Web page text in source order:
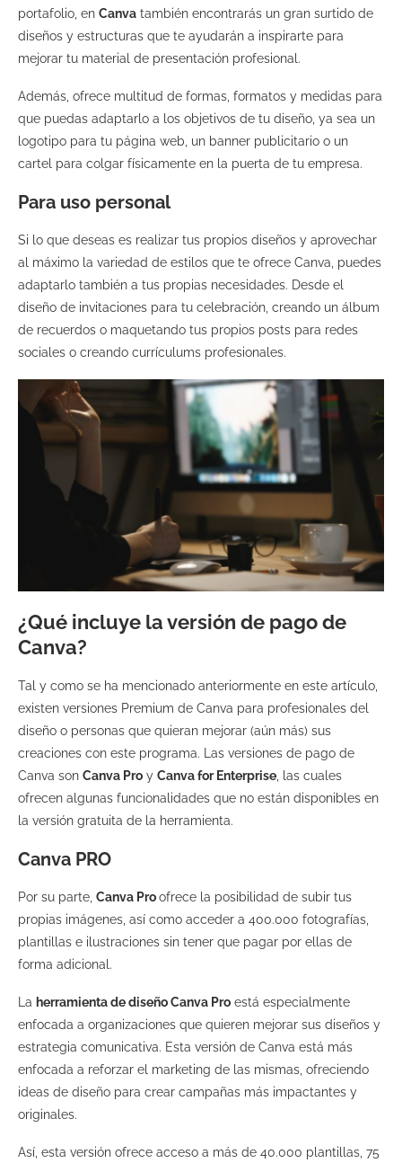
portafolio, en Canva también encontrarás un gran surtido de
diseños y estructuras que te ayudarán a inspirarte para
mejorar tu material de presentación profesional.
Además, ofrece multitud de formas, formatos y medidas para
que puedas adaptarlo a los objetivos de tu diseño, ya sea un
logotipo para tu página web, un banner publicitario o un
cartel para colgar físicamente en la puerta de tu empresa.
Para uso personal
Si lo que deseas es realizar tus propios diseños y aprovechar
al máximo la variedad de estilos que te ofrece Canva, puedes
adaptarlo también a tus propias necesidades. Desde el
diseño de invitaciones para tu celebración, creando un álbum
de recuerdos o maquetando tus propios posts para redes
sociales o creando currículums profesionales.
¿Qué incluye la versión de pago de
Canva?
Tal y como se ha mencionado anteriormente en este artículo,
existen versiones Premium de Canva para profesionales del
diseño o personas que quieran mejorar (aún más) sus
creaciones con este programa. Las versiones de pago de
Canva son Canva Pro y Canva for Enterprise , las cuales
ofrecen algunas funcionalidades que no están disponibles en
la versión gratuita de la herramienta.
Canva PRO
Por su parte, Canva Proofrece la posibilidad de subir tus
propias imágenes, así como acceder a 400.000 fotografías,
plantillas e ilustraciones sin tener que pagar por ellas de
forma adicional.
La herramientade diseño Canva Pro está especialmente
enfocada a organizaciones que quieren mejorar sus diseños y
estrategia comunicativa. Esta versión de Canva está más
enfocada a reforzar el marketing de las mismas, ofreciendo
ideas de diseño para crear campañas más impactantes y
originales.
Así, esta versión ofrece acceso a más de 40.000 plantillas, 75